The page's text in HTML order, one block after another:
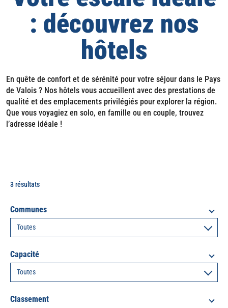
: découvrez nos
hôtels
En quête de confort et de sérénité pour votre séjour dans le Pays
de Valois ? Nos hôtels vous accueillent avec des prestations de
qualité et des emplacements privilégiés pour explorer la région.
Que vous voyagiez en solo, en famille ou en couple, trouvez
l’adresse idéale !
Communes
Capacité
Classement
3 résultats